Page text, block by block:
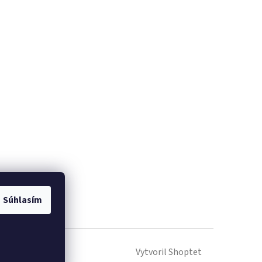
Súhlasím
Vytvoril Shoptet